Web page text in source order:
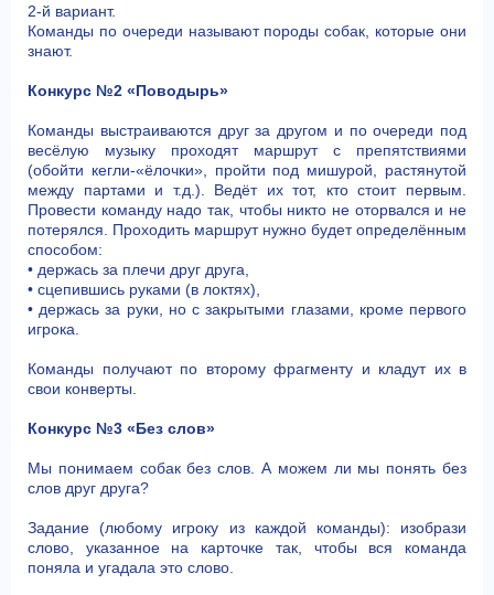
2-й вариант.
Команды по очереди называют породы собак, которые они
знают.
Конкурс №2 «Поводырь»
Команды выстраиваются друг за другом и по очереди под
весёлую музыку проходят маршрут с препятствиями
(обойти кегли-«ёлочки», пройти под мишурой, растянутой
между партами и т.д.). Ведёт их тот, кто стоит первым.
Провести команду надо так, чтобы никто не оторвался и не
потерялся. Проходить маршрут нужно будет определённым
способом:
• держась за плечи друг друга,
• сцепившись руками (в локтях),
• держась за руки, но с закрытыми глазами, кроме первого
игрока.
Команды получают по второму фрагменту и кладут их в
свои конверты.
Конкурс №3 «Без слов»
Мы понимаем собак без слов. А можем ли мы понять без
слов друг друга?
Задание (любому игроку из каждой команды): изобрази
слово, указанное на карточке так, чтобы вся команда
поняла и угадала это слово.